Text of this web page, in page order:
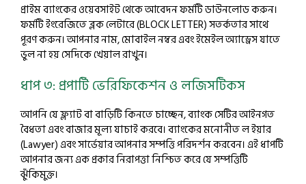
প্রাইম ব্যাংকের ওয়েবসাইট থেকে আবেদন ফর্মটি ডাউনলোড করুন।
ফর্মটি ইংরেজিতে ব্লক লেটারে (BLOCK LETTER) সতর্কতার সাথে
পূরণ করুন। আপনার নাম, মোবাইল নম্বর এবং ইমেইল অ্যাড্রেস যাতে
ভুল না হয় সেদিকে খেয়াল রাখুন।
ধাপ ৩: প্রপার্টি ভেরিফিকেশন ও লজিসটিকস
আপনি যে ফ্ল্যাট বা বাড়িটি কিনতে চাচ্ছেন, ব্যাংক সেটির আইনগত
বৈধতা এবং বাজার মূল্য যাচাই করবে। ব্যাংকের মনোনীত ল ইয়ার
(Lawyer) এবং সার্ভেয়ার আপনার সম্পত্তি পরিদর্শন করবেন। এই ধাপটি
আপনার জন্য এক প্রকার নিরাপত্তা নিশ্চিত করে যে সম্পত্তিটি
ঝুঁকিমুক্ত।